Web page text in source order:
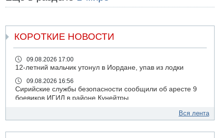
КОРОТКИЕ НОВОСТИ
09.08.2026 17:00
12-летний мальчик утонул в Иордане, упав из лодки
09.08.2026 16:56
Сирийские службы безопасности сообщили об аресте 9
боевиков ИГИЛ в районе Кунейтры
Прогноз погоды: с понедельника усиление жары в
Вся лента